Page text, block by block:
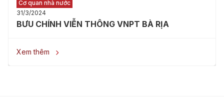
Cơ quan nhà nước
31/3/2024
BƯU CHÍNH VIỄN THÔNG VNPT BÀ RỊA
Xem thêm 